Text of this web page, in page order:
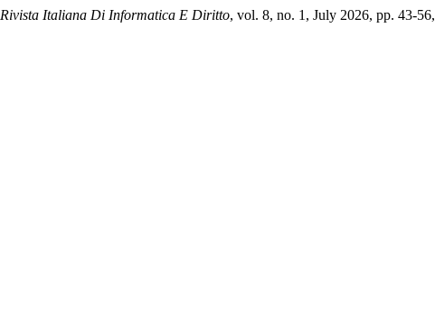
Rivista Italiana Di Informatica E Diritto, vol. 8, no. 1, July 2026, pp. 43-56,